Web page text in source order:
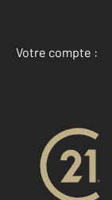
Votre compte :